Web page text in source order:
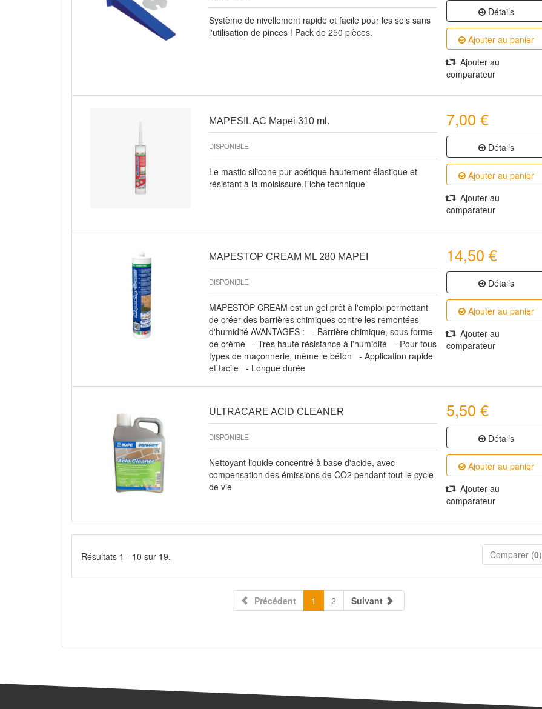
Système de nivellement rapide et facile pour les sols sans
l'utilisation de pinces ! Pack de 250 pièces.
Détails
Ajouter au panier
Ajouter au
comparateur
MAPESIL AC Mapei 310 ml.
DISPONIBLE
Le mastic silicone pur acétique hautement élastique et
résistant à la moisissure.Fiche technique
7,00 €
Détails
Ajouter au panier
Ajouter au
comparateur
MAPESTOP CREAM ML 280 MAPEI
DISPONIBLE
MAPESTOP CREAM est un gel prêt à l'emploi permettant
de créer des barrières chimiques contre les remontées
d'humidité AVANTAGES : - Barrière chimique, sous forme
de crème - Très haute résistance à l'humidité - Pour tous
types de maçonnerie, même le béton - Application rapide
et facile - Longue durée
14,50 €
Détails
Ajouter au panier
Ajouter au
comparateur
ULTRACARE ACID CLEANER
DISPONIBLE
Nettoyant liquide concentré à base d'acide, avec
compensation des émissions de CO2 pendant tout le cycle
de vie
5,50 €
Détails
Ajouter au panier
Ajouter au
comparateur
Comparer (0)
Résultats 1 - 10 sur 19.
Précédent 1 2 Suivant